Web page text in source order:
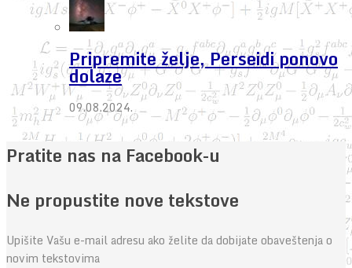
Pripremite želje, Perseidi ponovo
dolaze
09.08.2024.
Pratite nas na Facebook-u
Ne propustite nove tekstove
Upišite Vašu e-mail adresu ako želite da dobijate obaveštenja o
novim tekstovima